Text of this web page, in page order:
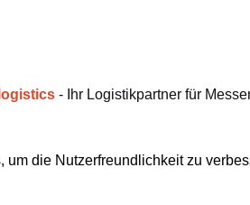
- Ihr Logistikpartner für
um die Nutzerfreundlichkeit zu